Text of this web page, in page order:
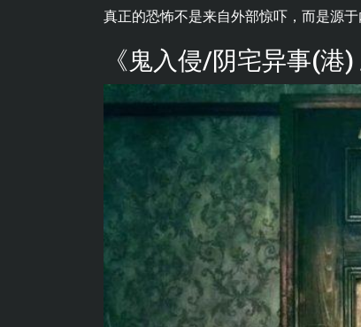
真正的恐怖不是来自外部惊吓，而是源于
《鬼入侵/阴宅异事(港